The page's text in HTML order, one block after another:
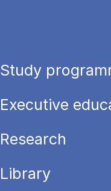
Study
Executive
Research
Library